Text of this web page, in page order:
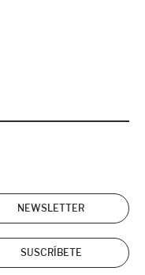
NEWSLETTER
SUSCRÍBETE